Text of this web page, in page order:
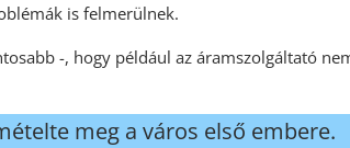
is felmerülnek.
-, hogy például az áramszolgáltató
meg a város első embere.